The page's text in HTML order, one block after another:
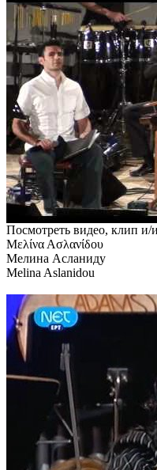
Посмотреть видео, клип и/
Μελίνα Ασλανίδου
Мелина Асланиду
Melina Aslanidou